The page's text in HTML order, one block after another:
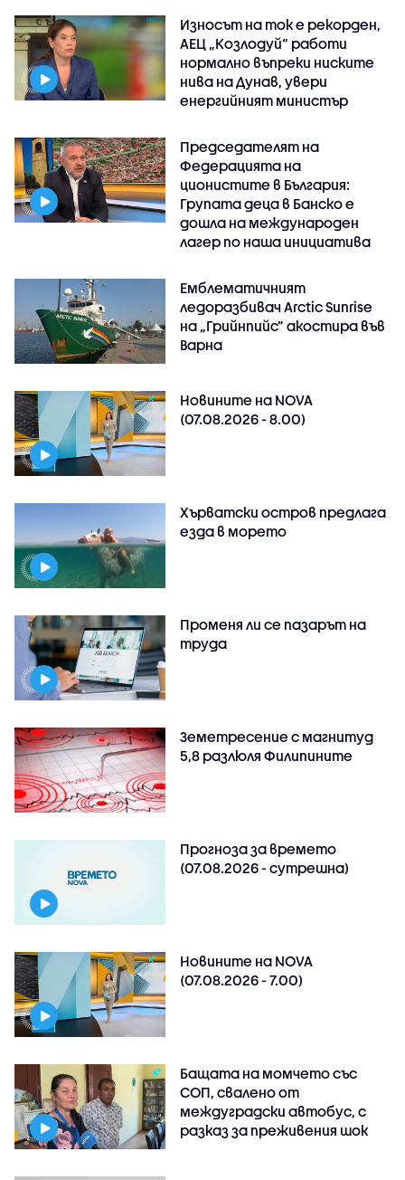
Износът на ток е рекорден,
АЕЦ „Козлодуй“ работи
нормално въпреки ниските
нива на Дунав, увери
енергийният министър
Председателят на
Федерацията на
ционистите в България:
Групата деца в Банско е
дошла на международен
лагер по наша инициатива
Емблематичният
ледоразбивач Arctic Sunrise
на „Грийнпийс” акостира във
Варна
Новините на NOVA
(07.08.2026 - 8.00)
Хърватски остров предлага
езда в морето
Променя ли се пазарът на
труда
Земетресение с магнитуд
5,8 разлюля Филипините
Прогноза за времето
(07.08.2026 - сутрешна)
Новините на NOVA
(07.08.2026 - 7.00)
Бащата на момчето със
СОП, свалено от
междуградски автобус, с
разказ за преживения шок